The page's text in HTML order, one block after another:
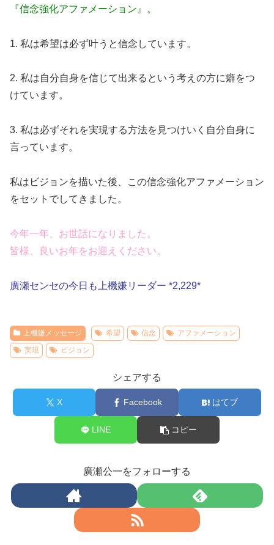
『信念強化アファメーション』。
1. 私は希望は必ず叶うと信念しています。
2. 私は自分自身を信じて出来るという考えの方に癖をつ
けています。
3. 私は必ずそれを実現する方法を見つけいく自分自身に
言っています。
私はビジョンを描いた後、この信念強化アファメーション
をセットでしてきました。
今年一年、お世話になりました。
皆様、良いお年をお迎えください。
廣瀬センセの今日も上機嫌リーダー *2,229*
上機嫌メッセージ 希望 信念
アファメーション
実現
ビジョン
シェアする
X Facebook はてブ
LINE コピー
廣瀬公一をフォローする